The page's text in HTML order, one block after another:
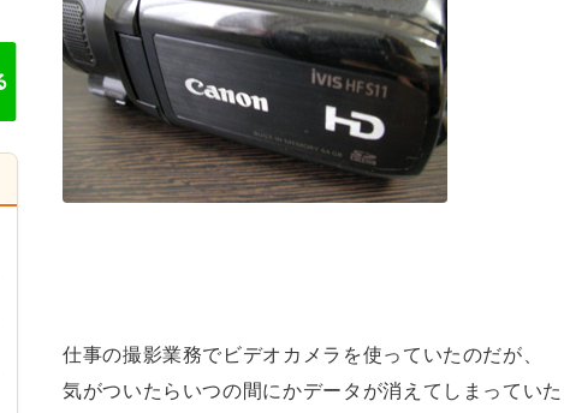
仕事の撮影業務でビデオカメラを使っていたのだが、
気がついたらいつの間にかデータが消えてしまってい